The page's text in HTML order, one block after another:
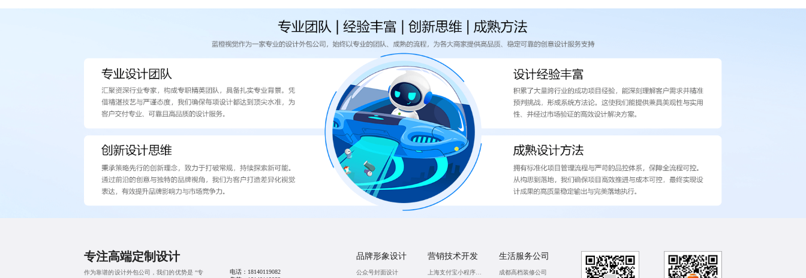
专注高端定制设计
作为靠谱的设计外包公司，我们的优势是 “专 电话： 18140119082
品牌形象设计
公众号封面设计
营销技术开发
上海支付宝小程序开发
生活服务公司
成都高档装修公司